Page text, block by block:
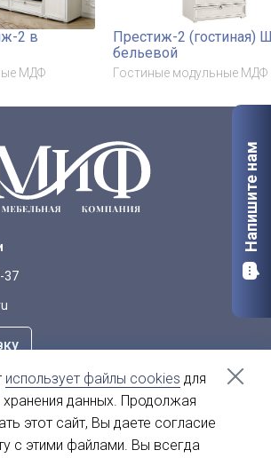
2 в
МДФ
Престиж-2 (гостиная)
бельевой
Гостиные модульные МДФ
37
139а
Напишите нам
использует файлы cookies для
данных. Продолжая
этот сайт, Вы даете согласие
с этими файлами. Вы всегда